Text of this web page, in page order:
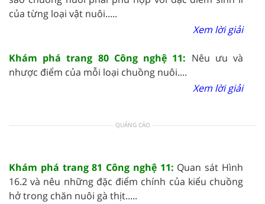
của từng loại vật nuôi.....
Xem lời giải
Khám phá trang 80 Công nghệ 11: Nêu ưu và
nhược điểm của mỗi loại chuồng nuôi....
Xem lời giải
QUẢNG CÁO
Khám phá trang 81 Công nghệ 11: Quan sát Hình
16.2 và nêu những đặc điểm chính của kiểu chuồng
hở trong chăn nuôi gà thịt.....